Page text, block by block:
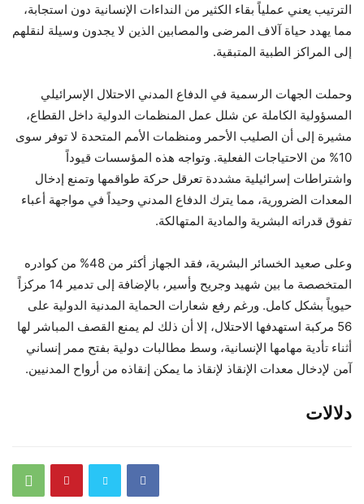
الترتيب يعني عملياً بقاء الكثير من النداءات الإنسانية دون استجابة،
مما يهدد حياة آلاف المرضى والمصابين الذين لا يجدون وسيلة لنقلهم
إلى المراكز الطبية المتبقية.
وحملت الجهات الرسمية في الدفاع المدني الاحتلال الإسرائيلي
المسؤولية الكاملة عن شلل عمل المنظمات الدولية داخل القطاع،
مشيرة إلى أن الصليب الأحمر ومنظمات الأمم المتحدة لا توفر سوى
10% من الاحتياجات الفعلية. وتواجه هذه المؤسسات قيوداً
واشتراطات إسرائيلية مشددة تعرقل حركة طواقمها وتمنع إدخال
المعدات الضرورية، مما يترك الدفاع المدني وحيداً في مواجهة أعباء
تفوق قدراته البشرية والمادية المتهالكة.
وعلى صعيد الخسائر البشرية، فقد الجهاز أكثر من 48% من كوادره
المتخصصة ما بين شهيد وجريح وأسير، بالإضافة إلى تدمير 14 مركزاً
حيوياً بشكل كامل. ورغم رفع شعارات الحماية المدنية الدولية على
56 مركبة استهدفها الاحتلال، إلا أن ذلك لم يمنع القصف المباشر لها
أثناء تأدية مهامها الإنسانية، وسط مطالبات دولية بفتح ممر إنساني
آمن لإدخال معدات الإنقاذ لإنقاذ ما يمكن إنقاذه من أرواح المدنيين.
دلالات